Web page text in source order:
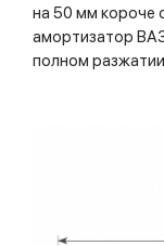
на 50 мм короче
амортизатор
полном